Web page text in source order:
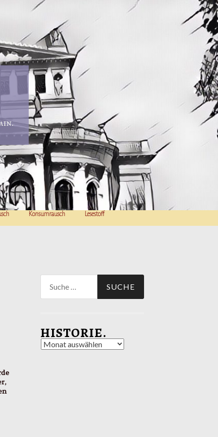
Konsumrausch
Lesestoff
nach:
HISTORIE.
Historie.